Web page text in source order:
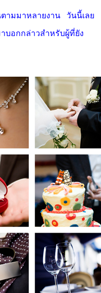
ามมาหลายงาน วันนี้เลย
บอกกล่าวสำหรับผู้ที่ยัง